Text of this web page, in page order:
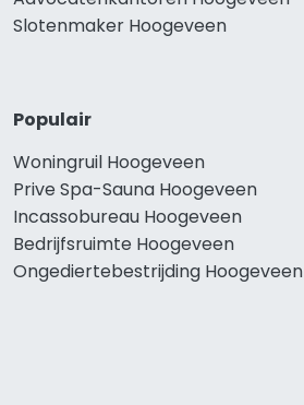
Slotenmaker Hoogeveen
Populair
Woningruil Hoogeveen
Prive Spa-Sauna Hoogeveen
Incassobureau Hoogeveen
Bedrijfsruimte Hoogeveen
Ongediertebestrijding Hoogeveen